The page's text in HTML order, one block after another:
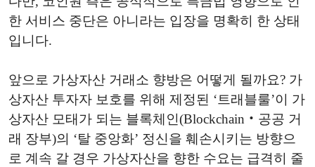
한 서비스 중단은 아니라는 입장을 명확히 한 상태
입니다.
앞으로 가상자산 거래소 향방은 어떻게 될까요? 가
상자산 투자자 보호를 위해 제정된 ‘트래블룰’이 가
상자산 모태가 되는 블록체인(Blockchain‧공공 거
래 장부)의 ‘탈 중앙화’ 정신을 훼손시키는 방향으
로 계속 갈 경우 가상자산을 향한 수요는 급격히 줄